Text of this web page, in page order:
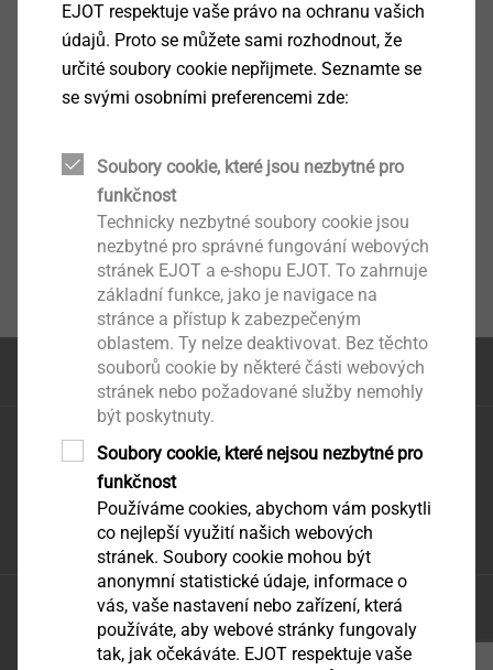
na začátek stránky
EJOT CZ, s.r.o.
Zděbradská 65
251 01 Říčany – Jažlovice
infoCZ@ejot.com
Ochrana údajů
tisk stránky
EJOT respektuje vaše právo na ochranu vašich
údajů. Proto se můžete sami rozhodnout, že
určité soubory cookie nepřijmete. Seznamte se
se svými osobními preferencemi zde:
Soubory cookie, které jsou nezbytné pro
funkčnost
Technicky nezbytné soubory cookie jsou
nezbytné pro správné fungování webových
stránek EJOT a e-shopu EJOT. To zahrnuje
základní funkce, jako je navigace na
stránce a přístup k zabezpečeným
oblastem. Ty nelze deaktivovat. Bez těchto
souborů cookie by některé části webových
stránek nebo požadované služby nemohly
být poskytnuty.
Soubory cookie, které nejsou nezbytné pro
funkčnost
Používáme cookies, abychom vám poskytli
co nejlepší využití našich webových
stránek. Soubory cookie mohou být
anonymní statistické údaje, informace o
vás, vaše nastavení nebo zařízení, která
používáte, aby webové stránky fungovaly
tak, jak očekáváte. EJOT respektuje vaše